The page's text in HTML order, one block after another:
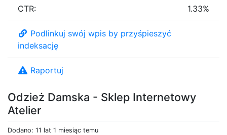
Odzież Damska - Sklep Internetowy
Atelier
Dodano: 11 lat 1 miesiąc temu
CTR: 1.33%
Podlinkuj swój wpis by przyśpieszyć
indeksację
Raportuj